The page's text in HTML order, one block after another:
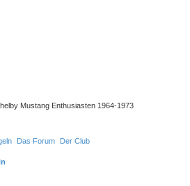
Mustang Enthusiasten 1964-1973
Das Forum Der Club